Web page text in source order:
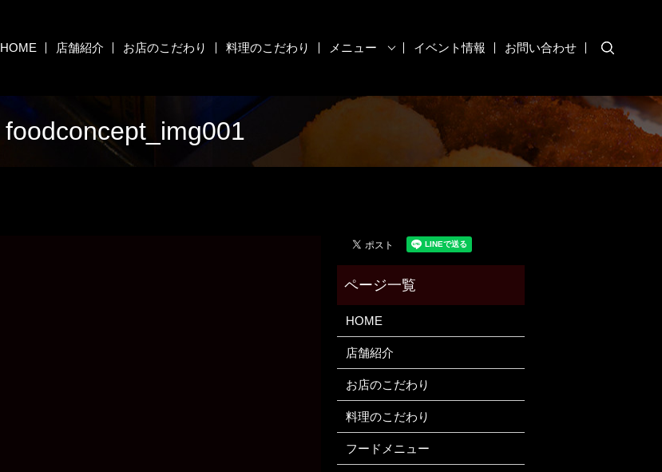
HOME 店舗紹介 お店のこだわり 料理のこだわり メニュー イベント情報 お問い合わせ
foodconcept_img001
HOME
店舗紹介
お店のこだわり
料理のこだわり
フードメニュー